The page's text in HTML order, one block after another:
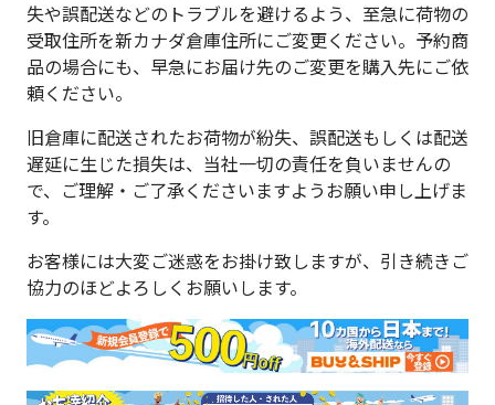
失や誤配送などのトラブルを避けるよう、至急に荷物の
受取住所を新カナダ倉庫住所にご変更ください。予約商
品の場合にも、早急にお届け先のご変更を購入先にご依
頼ください。
旧倉庫に配送されたお荷物が紛失、誤配送もしくは配送
遅延に生じた損失は、当社一切の責任を負いませんの
で、ご理解・ご了承くださいますようお願い申し上げま
す。
お客様には大変ご迷惑をお掛け致しますが、引き続きご
協力のほどよろしくお願いします。